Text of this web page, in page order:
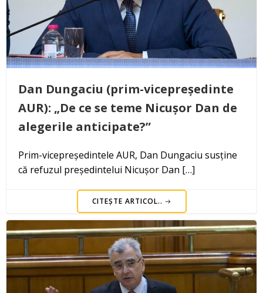
Dan Dungaciu (prim-vicepreședinte
AUR): „De ce se teme Nicușor Dan de
alegerile anticipate?”
Prim-vicepreședintele AUR, Dan Dungaciu susține
că refuzul președintelui Nicușor Dan […]
CITEȘTE ARTICOL..